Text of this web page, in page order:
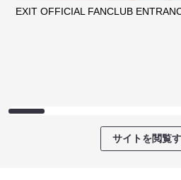
EXIT OFFICIAL FANCLUB
サイトを閲覧